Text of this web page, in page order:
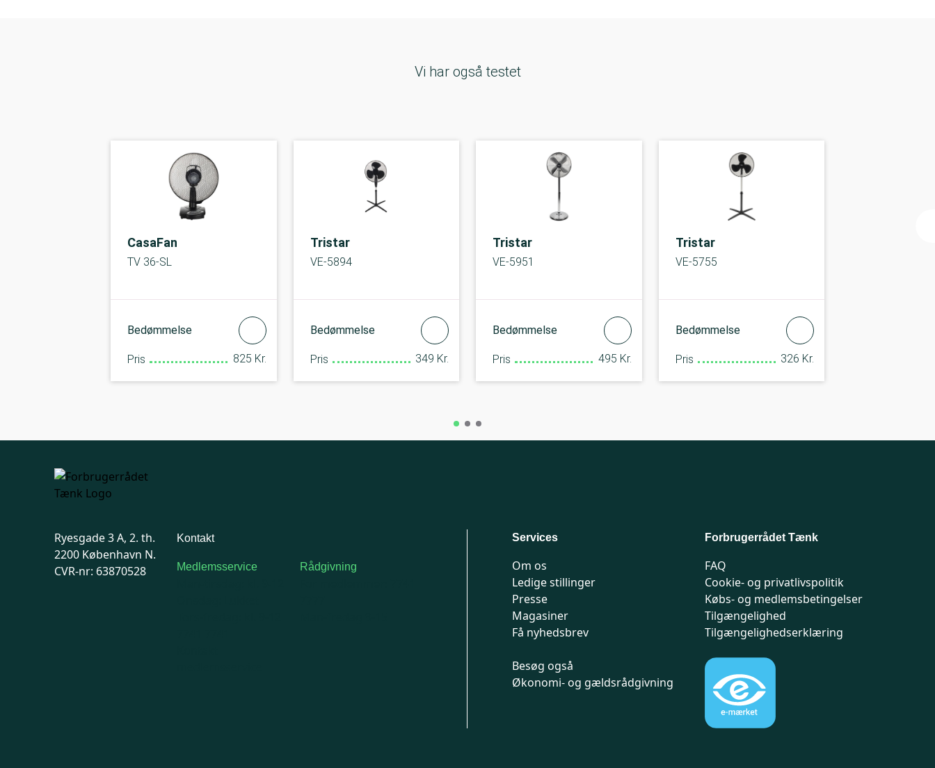
Vi har også testet
CasaFan
TV 36-SL
Bedømmelse
Pris 825 Kr.
Tristar
VE-5894
Bedømmelse
Pris 349 Kr.
Tristar
VE-5951
Bedømmelse
Pris 495 Kr.
Tristar
VE-5755
Bedømmelse
Pris 326 Kr.
Ryesgade 3 A, 2. th.
2200 København N.
CVR-nr: 63870528
Kontakt
Medlemsservice Rådgivning
Services
Om os
Ledige stillinger
Presse
Magasiner
Få nyhedsbrev
Besøg også
Økonomi- og gældsrådgivning
Forbrugerrådet Tænk
FAQ
Cookie- og privatlivspolitik
Købs- og medlemsbetingelser
Tilgængelighed
Tilgængelighedserklæring